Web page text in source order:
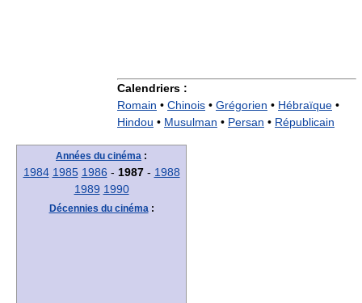
Calendriers :
Romain • Chinois • Grégorien • Hébraïque •
Hindou • Musulman • Persan • Républicain
Années du cinéma :
1984 1985 1986 - 1987- 1988
1989 1990
Décennies du cinéma :